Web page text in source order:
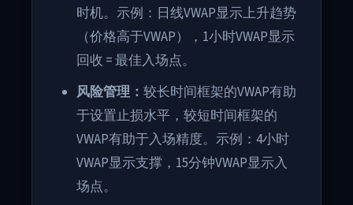
时机。示例：日线VWAP显示上升趋势
（价格高于VWAP），1小时VWAP显示
回收 = 最佳入场点。
风险管理： 较长时间框架的VWAP有助
于设置止损水平，较短时间框架的
VWAP有助于入场精度。示例：4小时
VWAP显示支撑，15分钟VWAP显示入
场点。